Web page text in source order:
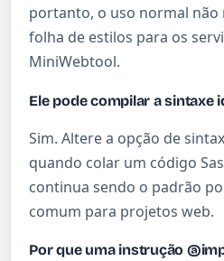
portanto, o uso normal não
folha de estilos para os
MiniWebtool.
Ele pode compilar a sintaxe
Sim. Altere a opção de
quando colar um código
continua sendo o padrão
comum para projetos web.
Por que uma instrução